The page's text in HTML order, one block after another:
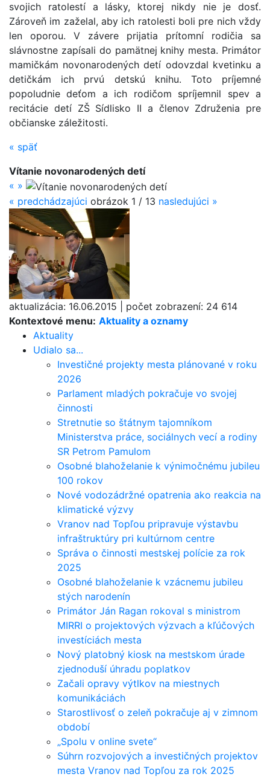
Kontextové menu: Aktuality a oznamy
Aktuality
Udialo sa...
Investičné projekty mesta plánované v roku
2026
Parlament mladých pokračuje vo svojej
činnosti
Stretnutie so štátnym tajomníkom
Ministerstva práce, sociálnych vecí a rodiny
SR Petrom Pamulom
Osobné blahoželanie k výnimočnému jubileu
100 rokov
Nové vodozádržné opatrenia ako reakcia na
klimatické výzvy
Vranov nad Topľou pripravuje výstavbu
infraštruktúry pri kultúrnom centre
Správa o činnosti mestskej polície za rok
2025
Osobné blahoželanie k vzácnemu jubileu
stých narodenín
Primátor Ján Ragan rokoval s ministrom
MIRRI o projektových výzvach a kľúčových
investíciách mesta
Nový platobný kiosk na mestskom úrade
zjednoduší úhradu poplatkov
Začali opravy výtlkov na miestnych
komunikáciách
Starostlivosť o zeleň pokračuje aj v zimnom
období
„Spolu v online svete“
Súhrn rozvojových a investičných projektov
mesta Vranov nad Topľou za rok 2025
svojich ratolestí a lásky, ktorej nikdy nie je dosť.
Zároveň im zaželal, aby ich ratolesti boli pre nich vždy
len oporou. V závere prijatia prítomní rodičia sa
slávnostne zapísali do pamätnej knihy mesta. Primátor
mamičkám novonarodených detí odovzdal kvetinku a
detičkám ich prvú detskú knihu. Toto príjemné
popoludnie deťom a ich rodičom spríjemnil spev a
recitácie detí ZŠ Sídlisko II a členov Združenia pre
občianske záležitosti.
« späť
Vítanie novonarodených detí
« »
« predchádzajúci obrázok 1 / 13 nasledujúci »
aktualizácia: 16.06.2015 počet zobrazení: 24 614